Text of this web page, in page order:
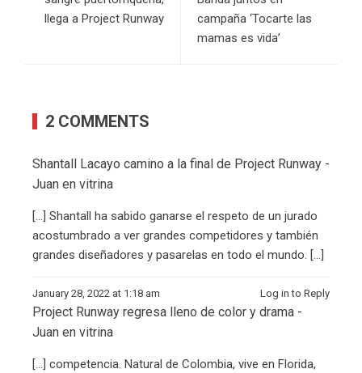
llega a Project Runway
campaña ‘Tocarte las
mamas es vida’
2 COMMENTS
Shantall Lacayo camino a la final de Project Runway -
Juan en vitrina
[…] Shantall ha sabido ganarse el respeto de un jurado
acostumbrado a ver grandes competidores y también
grandes diseñadores y pasarelas en todo el mundo. […]
January 28, 2022 at 1:18 am Log in to Reply
Project Runway regresa lleno de color y drama -
Juan en vitrina
[…] competencia. Natural de Colombia, vive en Florida,